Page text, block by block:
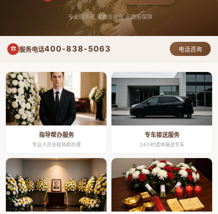
专业服务化 收费合理化 品质有保障
☎ 服务电话400-838-5063 电话咨询
指导帮办服务
专业人员全程协助办理
专车接送服务
24小时遗体接送专车